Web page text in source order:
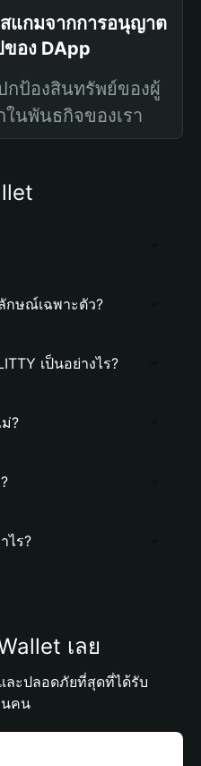
แกมจากการอนุญาต
อง DApp
กป้องสินทรัพย์ของผู้
นพันธกิจของเรา
กษณ์เฉพาะตัว?
เป็นอย่างไร?
?
ไร?
เลย
ละปลอดภัยที่สุดที่ได้รับ
นคน